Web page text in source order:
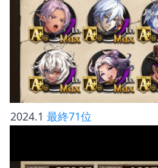
2024.1 最終71位